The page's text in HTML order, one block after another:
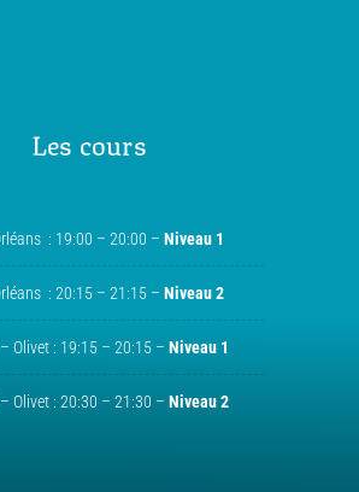
Les cours
: 19:00 – 20:00 – Niveau 1
: 20:15 – 21:15 – Niveau 2
Olivet : 19:15 – 20:15 – Niveau 1
Olivet : 20:30 – 21:30 – Niveau 2